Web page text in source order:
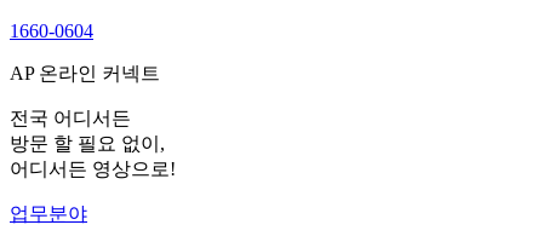
1660-0604
AP 온라인 커넥트
전국 어디서든
방문 할 필요 없이,
어디서든 영상으로!
업무분야